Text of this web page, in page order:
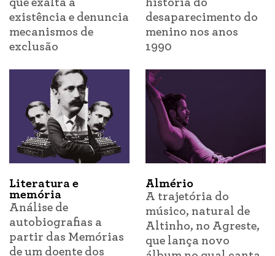
que exalta a
existência e denuncia
mecanismos de
exclusão
história do
desaparecimento do
menino nos anos
1990
Literatura e
memória
Análise de
autobiografias a
partir das Memórias
de um doente dos
Almério
A trajetória do
músico, natural de
Altinho, no Agreste,
que lança novo